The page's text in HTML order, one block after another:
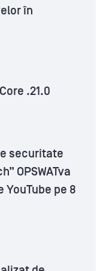
în
.21.0
securitate
OPSWATva
pe 8